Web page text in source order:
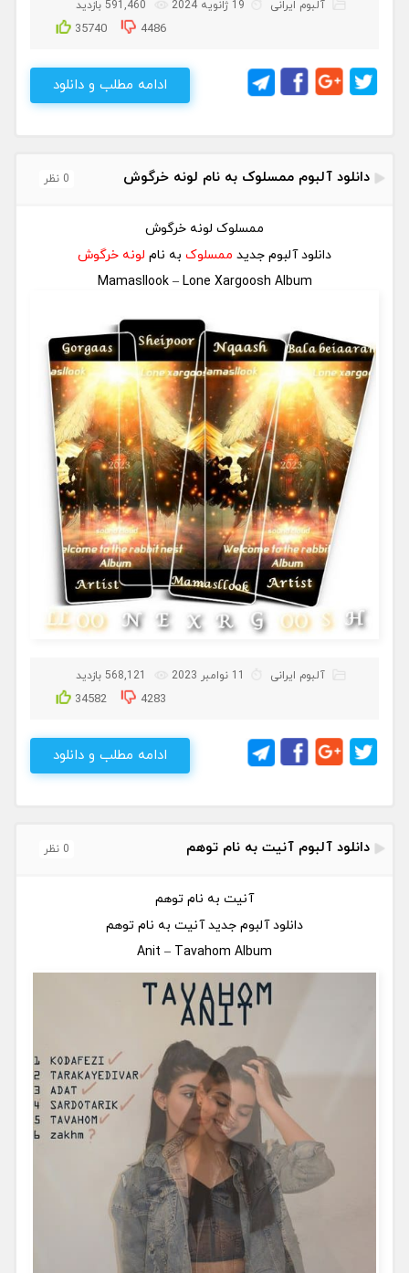
آلبوم ایرانی 19 ژانویه 2024 591,460 بازدید
35740 4486
ادامه مطلب و دانلود
دانلود آلبوم ممسلوک به نام لونه خرگوش 0 نظر
ممسلوک لونه خرگوش
دانلود آلبوم جدید ممسلوک به نام لونه خرگوش
Mamasllook – Lone Xargoosh Album
آلبوم ایرانی 11 نوامبر 2023 568,121 بازدید
34582 4283
ادامه مطلب و دانلود
دانلود آلبوم آنیت به نام توهم 0 نظر
آنیت به نام توهم
دانلود آلبوم جدید آنیت به نام توهم
Anit – Tavahom Album